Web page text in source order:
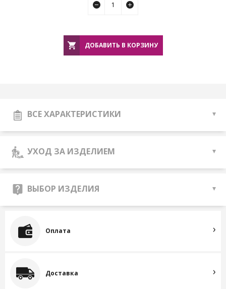
ДОБАВИТЬ В КОРЗИНУ
ВСЕ ХАРАКТЕРИСТИКИ
УХОД ЗА ИЗДЕЛИЕМ
ВЫБОР ИЗДЕЛИЯ
Оплата
Доставка